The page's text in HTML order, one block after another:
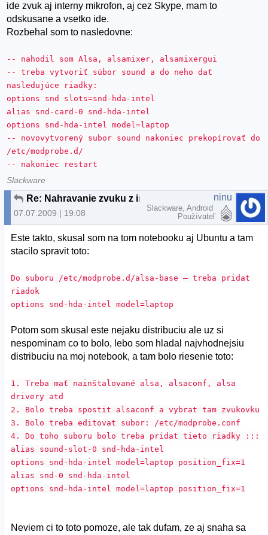
ide zvuk aj interny mikrofon, aj cez Skype, mam to
odskusane a vsetko ide.
Rozbehal som to nasledovne:
-- nahodil som Alsa, alsamixer, alsamixergui
-- treba vytvoriť súbor sound a do neho dať
nasledujúce riadky:
options snd slots=snd-hda-intel
alias snd-card-0 snd-hda-intel
options snd-hda-intel model=laptop
-- novovytvorený subor sound nakoniec prekopírovať do
/etc/modprobe.d/
-- nakoniec restart
Slackware
07.07.2009 | 19:08
ninu
Slackware, Android
Používateľ
Este takto, skusal som na tom notebooku aj Ubuntu a tam
stacilo spravit toto:
Do suboru /etc/modprobe.d/alsa-base – treba pridat
riadok
options snd-hda-intel model=laptop
Potom som skusal este nejaku distribuciu ale uz si
nespominam co to bolo, lebo som hladal najvhodnejsiu
distribuciu na moj notebook, a tam bolo riesenie toto:
1. Treba mať nainštalované alsa, alsaconf, alsa
drivery atd
2. Bolo treba spostit alsaconf a vybrat tam zvukovku
3. Bolo treba editovat subor: /etc/modprobe.conf
4. Do toho suboru bolo treba pridat tieto riadky :::
alias sound-slot-0 snd-hda-intel
options snd-hda-intel model=laptop position_fix=1
alias snd-0 snd-hda-intel
options snd-hda-intel model=laptop position_fix=1
Neviem ci to toto pomoze, ale tak dufam, ze aj snaha sa